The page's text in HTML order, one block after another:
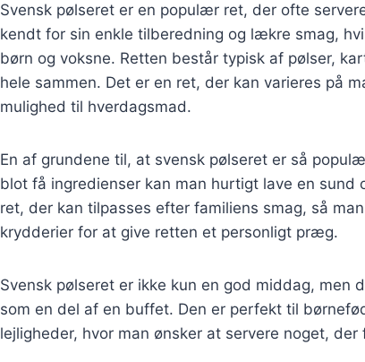
Svensk pølseret er en populær ret, der ofte
kendt for sin enkle tilberedning og lækre smag,
børn og voksne. Retten består typisk af pølser,
hele sammen. Det er en ret, der kan varieres på
mulighed til hverdagsmad.
En af grundene til, at svensk pølseret er så
blot få ingredienser kan man hurtigt lave en
ret, der kan tilpasses efter familiens smag, så
krydderier for at give retten et personligt præg.
Svensk pølseret er ikke kun en god middag, men
som en del af en buffet. Den er perfekt til
lejligheder, hvor man ønsker at servere noget,